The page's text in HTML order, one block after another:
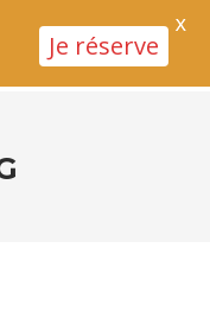
Je réserve
X